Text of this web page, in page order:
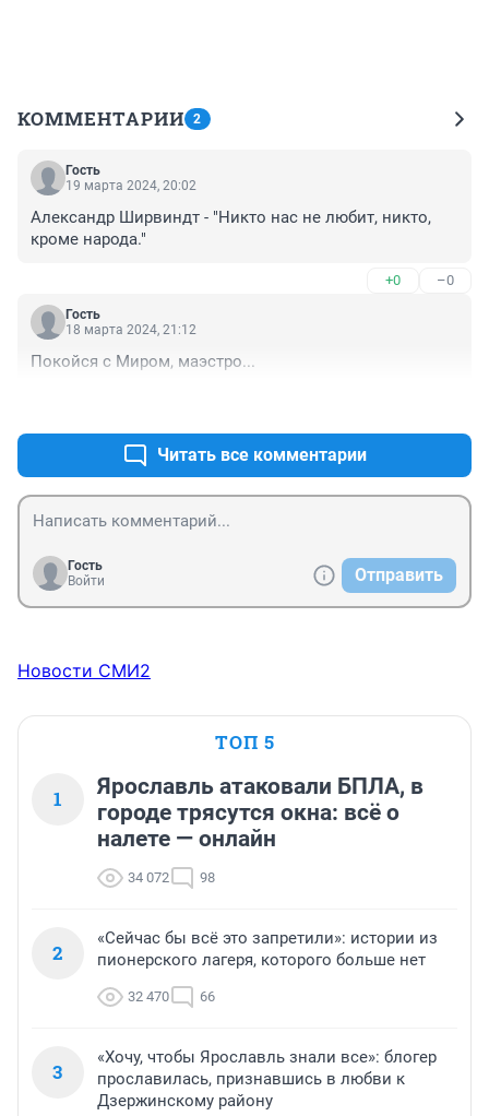
КОММЕНТАРИИ 2
Гость
19 марта 2024, 20:02
Александр Ширвиндт - "Никто нас не любит, никто,
кроме народа."
+0 –0
Гость
18 марта 2024, 21:12
Покойся с Миром, маэстро...
Читать все комментарии
Гость
Войти
Отправить
Новости СМИ2
ТОП 5
1
Ярославль атаковали БПЛА, в
городе трясутся окна: всё о
налете — онлайн
34 072 98
2
«Сейчас бы всё это запретили»: истории из
пионерского лагеря, которого больше нет
32 470 66
3
«Хочу, чтобы Ярославль знали все»: блогер
прославилась, признавшись в любви к
Дзержинскому району